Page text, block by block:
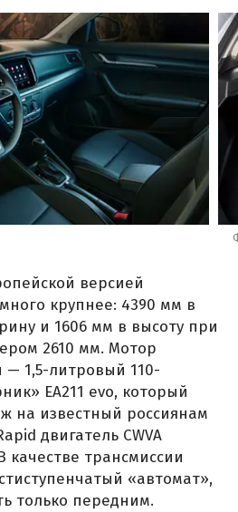
версией
крупнее: 4390 мм в
и 1606 мм в высоту при
2610 мм. Мотор
— 1,5-литровый 110-
ЕА211 evo, который
на известный россиянам
двигатель CWVA
качестве трансмиссии
«автомат»,
только передним.